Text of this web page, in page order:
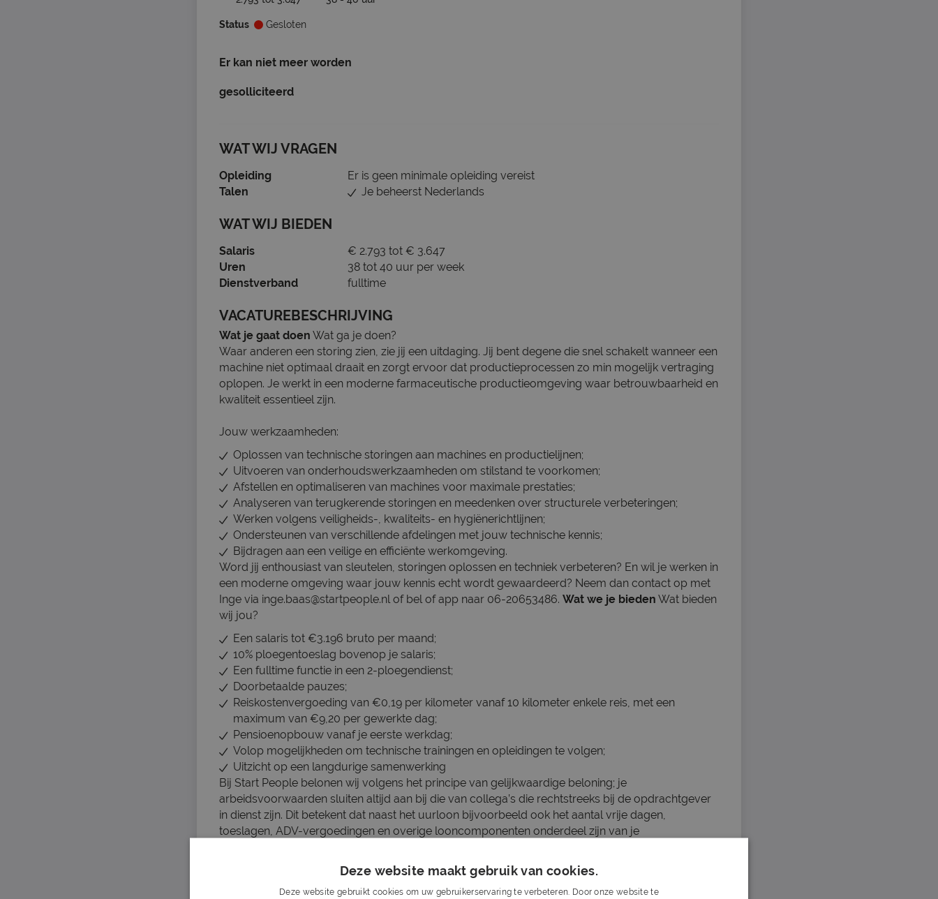
Status Gesloten
Er kan niet meer worden
gesolliciteerd
WAT WIJ VRAGEN
Opleiding
Er is geen minimale opleiding vereist
Talen
Je beheerst Nederlands
WAT WIJ BIEDEN
Salaris
€ 2.793 tot € 3.647
Uren
38 tot 40 uur per week
Dienstverband
fulltime
VACATUREBESCHRIJVING
Wat je gaat doen Wat ga je doen?
Waar anderen een storing zien, zie jij een uitdaging. Jij bent degene die snel schakelt wanneer een
machine niet optimaal draait en zorgt ervoor dat productieprocessen zo min mogelijk vertraging
oplopen. Je werkt in een moderne farmaceutische productieomgeving waar betrouwbaarheid en
kwaliteit essentieel zijn.
Jouw werkzaamheden:
Oplossen van technische storingen aan machines en productielijnen;
Uitvoeren van onderhoudswerkzaamheden om stilstand te voorkomen;
Afstellen en optimaliseren van machines voor maximale prestaties;
Analyseren van terugkerende storingen en meedenken over structurele verbeteringen;
Werken volgens veiligheids-, kwaliteits- en hygiënerichtlijnen;
Ondersteunen van verschillende afdelingen met jouw technische kennis;
Bijdragen aan een veilige en efficiënte werkomgeving.
Word jij enthousiast van sleutelen, storingen oplossen en techniek verbeteren? En wil je werken in
een moderne omgeving waar jouw kennis echt wordt gewaardeerd? Neem dan contact op met
Inge via inge.baas@startpeople.nl of bel of app naar 06-20653486. Wat we je bieden Wat bieden
wij jou?
Een salaris tot €3.196 bruto per maand;
10% ploegentoeslag bovenop je salaris;
Een fulltime functie in een 2-ploegendienst;
Doorbetaalde pauzes;
Reiskostenvergoeding van €0,19 per kilometer vanaf 10 kilometer enkele reis, met een
maximum van €9,20 per gewerkte dag;
Pensioenopbouw vanaf je eerste werkdag;
Volop mogelijkheden om technische trainingen en opleidingen te volgen;
Uitzicht op een langdurige samenwerking
Bij Start People belonen wij volgens het principe van gelijkwaardige beloning; je
arbeidsvoorwaarden sluiten altijd aan bij die van collega’s die rechtstreeks bij de opdrachtgever
in dienst zijn. Dit betekent dat naast het uurloon bijvoorbeeld ook het aantal vrije dagen,
toeslagen, ADV-vergoedingen en overige looncomponenten onderdeel zijn van je
Je hoeft niet alles al te kunnen, maar je bent wel iemand die graag met techniek bezig is en
energie krijgt van het oplossen van problemen.
Deze website maakt gebruik van cookies.
Deze website gebruikt cookies om uw gebruikerservaring te verbeteren. Door onze website te